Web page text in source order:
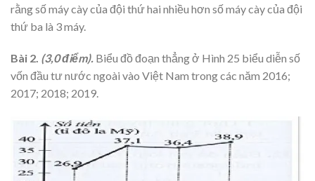
rằng số máy cày của đội thứ hai nhiều hơn số máy cày của đội
thứ ba là 3 máy.
Bài 2. (3,0 điểm). Biểu đồ đoạn thẳng ở Hình 25 biểu diễn số
vốn đầu tư nước ngoài vào Việt Nam trong các năm 2016;
2017; 2018; 2019.